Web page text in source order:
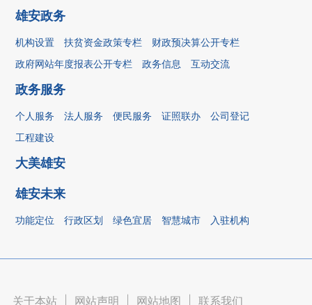
雄安政务
机构设置 扶贫资金政策专栏
财政预决算公开专栏
政府网站年度报表公开专栏
政务信息 互动交流
政务服务
个人服务 法人服务 便民服务 证照联办
公司登记
工程建设
大美雄安
雄安未来
功能定位 行政区划 绿色宜居 智慧城市 入驻机构
关于本站 网站声明 网站地图 联系我们